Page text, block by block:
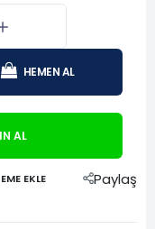
HEMEN AL
AL
EKLE Paylaş